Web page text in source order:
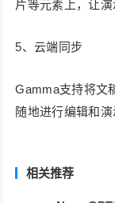
片等元素上，让演
5、云端同步
Gamma支持将文
随地进行编辑和演
相关推荐